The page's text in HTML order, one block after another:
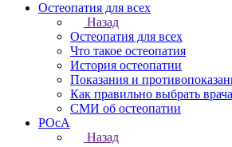
Остеопатия для всех
Назад
Остеопатия для всех
Что такое остеопатия
История остеопатии
Показания и
Как правильно выбрать
СМИ об остеопатии
РОсА
Назад